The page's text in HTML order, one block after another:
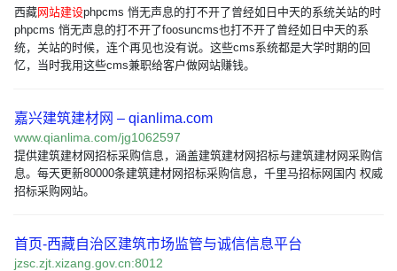
西藏网站建设phpcms 悄无声息的打不开了曾经如日中天的系统关站的时
phpcms 悄无声息的打不开了foosuncms也打不开了曾经如日中天的系
统，关站的时候，连个再见也没有说。这些cms系统都是大学时期的回
忆，当时我用这些cms兼职给客户做网站赚钱。
嘉兴建筑建材网 – qianlima.com
www.qianlima.com/jg1062597
提供建筑建材网招标采购信息，涵盖建筑建材网招标与建筑建材网采购信
息。每天更新80000条建筑建材网招标采购信息，千里马招标网国内 权威
招标采购网站。
首页-西藏自治区建筑市场监管与诚信信息平台
jzsc.zjt.xizang.gov.cn:8012